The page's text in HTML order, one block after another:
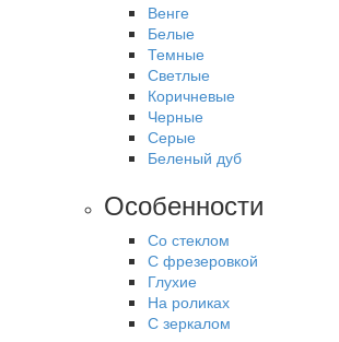
Венге
Белые
Темные
Светлые
Коричневые
Черные
Серые
Беленый дуб
Особенности
Со стеклом
С фрезеровкой
Глухие
На роликах
С зеркалом